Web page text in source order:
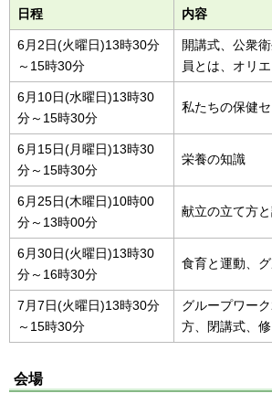
日程 内容
6月2日(火曜日)13時30分
～15時30分
開講式、公衆
員とは、オリ
6月10日(水曜日)13時30
分～15時30分
私たちの保健
6月15日(月曜日)13時30
分～15時30分
栄養の知識
6月25日(木曜日)10時00
分～13時00分
献立の立て方
6月30日(火曜日)13時30
分～16時30分
食育と運動、
7月7日(火曜日)13時30分
～15時30分
グループワー
方、閉講式、
会場